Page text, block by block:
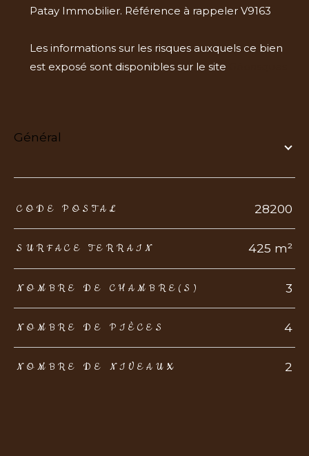
Patay Immobilier. Référence à rappeler V9163
Les informations sur les risques auxquels ce bien
est exposé sont disponibles sur le site
général
TRAD_ZEPHYR_Caracteristique TRAD_ZEPHYR_Valeurs
CODE POSTAL 28200
SURFACE TERRAIN 425 m²
NOMBRE DE CHAMBRE(S) 3
NOMBRE DE PIÈCES 4
NOMBRE DE NIVEAUX 2